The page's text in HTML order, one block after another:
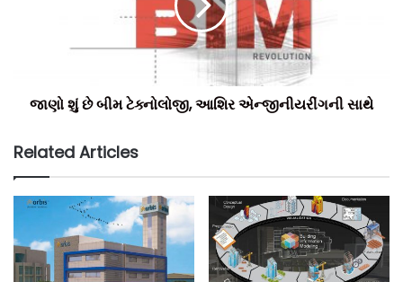
જાણો શું છે બીમ ટેક્નોલોજી, આશિર એન્જીનીયરીંગની સાથે
Related Articles